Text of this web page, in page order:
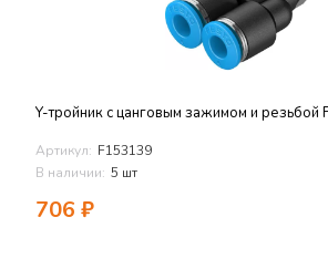
Y-тройник с цанговым зажимом и резьбой
Артикул: F153139
В наличии: 5 шт
706 ₽